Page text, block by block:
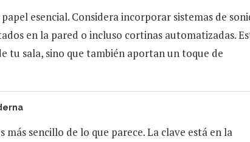
esencial. Considera incorporar sistemas de
en la pared o incluso cortinas automatizadas.
tu sala, sino que también aportan un toque de
sencillo de lo que parece. La clave está en la